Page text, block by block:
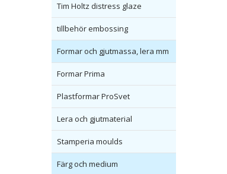
Tim Holtz distress glaze
tillbehör embossing
Formar och gjutmassa, lera mm
Formar Prima
Plastformar ProSvet
Lera och gjutmaterial
Stamperia moulds
Färg och medium